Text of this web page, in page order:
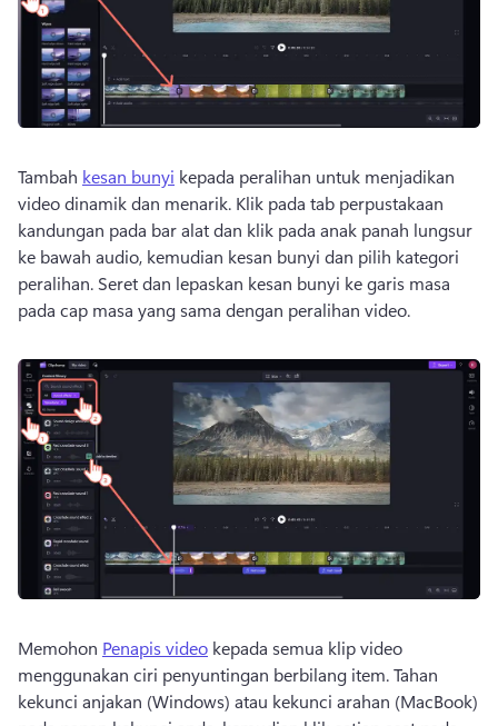
Tambah kesan bunyi kepada peralihan untuk menjadikan
video dinamik dan menarik. Klik pada tab perpustakaan
kandungan pada bar alat dan klik pada anak panah lungsur
ke bawah audio, kemudian kesan bunyi dan pilih kategori
peralihan. Seret dan lepaskan kesan bunyi ke garis masa
pada cap masa yang sama dengan peralihan video.
Memohon Penapis video kepada semua klip video
menggunakan ciri penyuntingan berbilang item. Tahan
kekunci anjakan (Windows) atau kekunci arahan (MacBook)